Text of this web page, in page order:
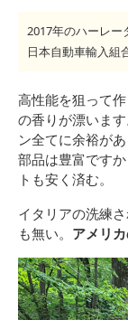
2017年のハーレー
日本自動車輸入組
高性能を狙って
の香りが漂いま
ン全てに余裕が
部品は豊富です
トも安く済む。
イタリアの洗練
も無い。 アメリカ